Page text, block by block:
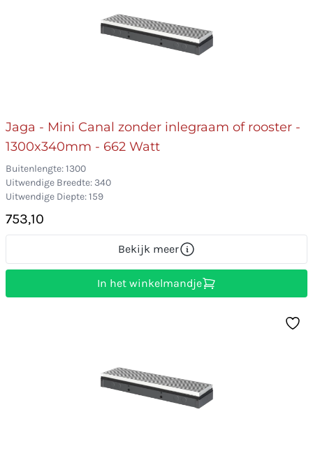
Jaga - Mini Canal zonder inlegraam of rooster -
1300x340mm - 662 Watt
Buitenlengte: 1300
Uitwendige Breedte: 340
Uitwendige Diepte: 159
753,10
Bekijk meer
In het winkelmandje